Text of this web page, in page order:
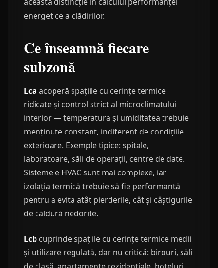
energetice a clădirilor.
Ce înseamnă fiecare
subzonă
Lca acoperă spațiile cu cerințe termice
ridicate și control strict al microclimatului
interior — temperatura și umiditatea trebuie
menținute constant, indiferent de condițiile
exterioare. Exemple tipice: spitale,
laboratoare, săli de operații, centre de date.
Sistemele HVAC sunt mai complexe, iar
izolația termică trebuie să fie performantă
pentru a evita atât pierderile, cât și câștigurile
de căldură nedorite.
Lcb cuprinde spațiile cu cerințe termice medii
și utilizare regulată, dar nu critică: birouri, săli